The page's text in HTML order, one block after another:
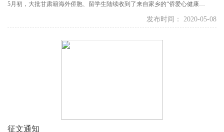
5月初，大批甘肃籍海外侨胞、留学生陆续收到了来自家乡的“侨爱心健康
包”。“身处异国他乡能收到了家乡寄来的‘爱心包’，既感动又温暖。”就读于日
本东京工业大学的景悦航说。...
发布时间： 2020-05-08
征文通知